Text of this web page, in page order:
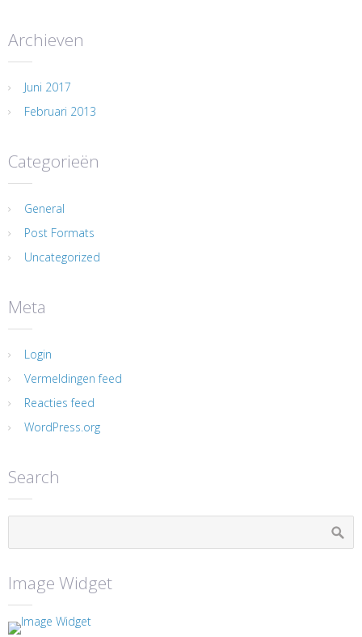
Archieven
Juni 2017
Februari 2013
Categorieën
General
Post Formats
Uncategorized
Meta
Login
Vermeldingen feed
Reacties feed
WordPress.org
Search
Image Widget